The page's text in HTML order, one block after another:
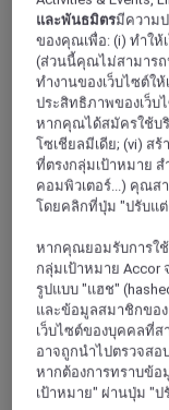
โอต์เดอแซน
และพันธมิตรมีความ
ของคุณเพื่อ: (i) ทำให้
(ส่วนนี้คุณไม่สามารถ
ทำงานของเว็บไซต์ใ
ประสิทธิภาพของเว็บ
หากคุณได้สมัครใช้บ
โซเชียลมีเดีย; (vi) ส
ที่ตรงกลุ่มเป้าหมาย
คอมพิวเตอร์...) คุณส
โดยคลิกที่ปุ่ม "ปรับแต่
หากคุณยอมรับการใ
กลุ่มเป้าหมาย
รูปแบบ "แฮช"
และข้อมูลสมาชิกขอ
เว็บไซต์ของบุคคลที่
อาจถูกนำไปตรวจส
หากต้องการทราบข้
เป้าหมาย" ผ่านปุ่ม "ป